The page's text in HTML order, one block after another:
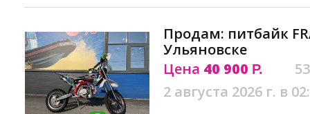
Продам: питбайк
Ульяновске
Цена 40 900 Р.
2 августа 2026 г. в